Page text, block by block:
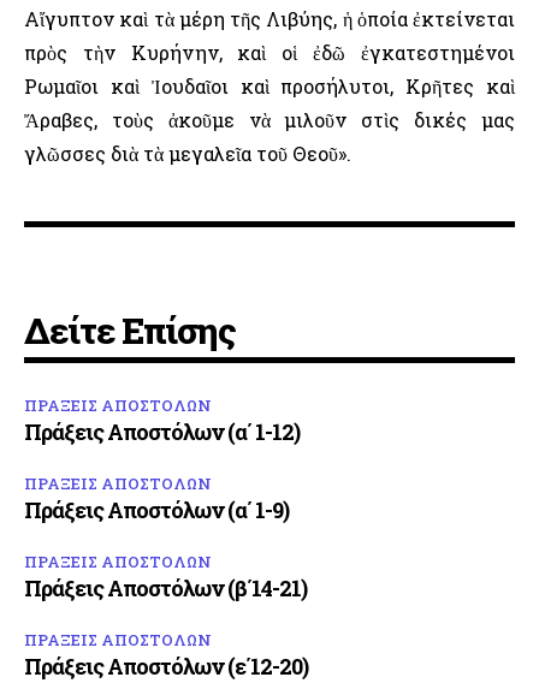
Αἴγυπτον καὶ τὰ μέρη τῆς Λιβύης, ἡ ὁποία ἐκτείνεται
πρὸς τὴν Κυρήνην, καὶ οἱ ἐδῶ ἐγκατεστημένοι
Ρωμαῖοι καὶ Ἰουδαῖοι καὶ προσήλυτοι, Κρῆτες καὶ
Ἄραβες, τοὺς ἀκοῦμε νὰ μιλοῦν στὶς δικές μας
γλῶσσες διὰ τὰ μεγαλεῖα τοῦ Θεοῦ».
Δείτε Επίσης
ΠΡΑΞΕΙΣ ΑΠΟΣΤΟΛΩΝ
Πράξεις Αποστόλων (α΄ 1-12)
ΠΡΑΞΕΙΣ ΑΠΟΣΤΟΛΩΝ
Πράξεις Αποστόλων (α΄ 1-9)
ΠΡΑΞΕΙΣ ΑΠΟΣΤΟΛΩΝ
Πράξεις Αποστόλων (β΄14-21)
ΠΡΑΞΕΙΣ ΑΠΟΣΤΟΛΩΝ
Πράξεις Αποστόλων (ε΄12-20)